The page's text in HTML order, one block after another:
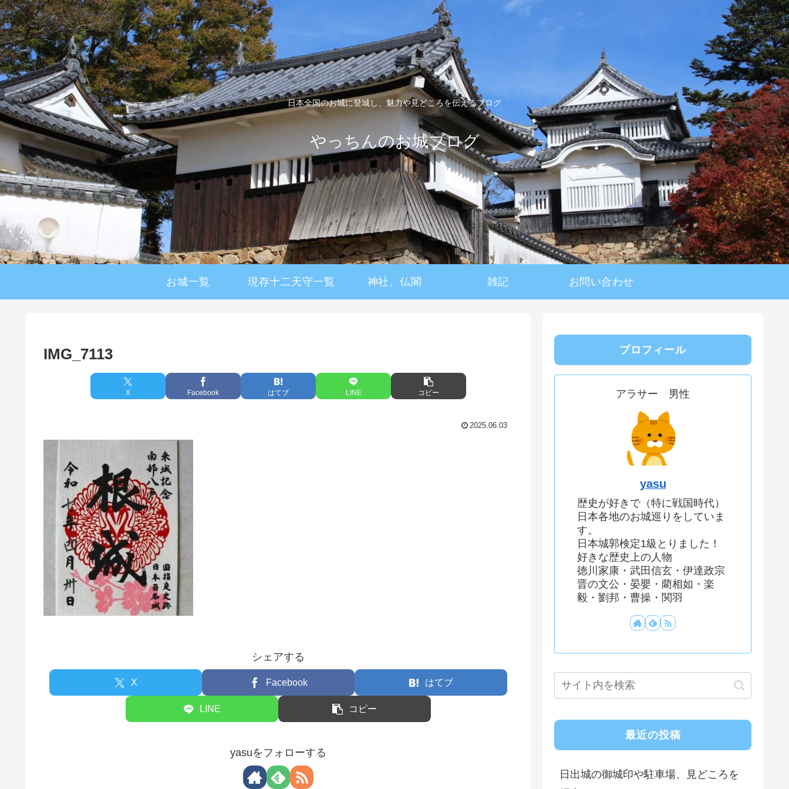
日本全国のお城に登城し、魅力や見どころを伝えるブログ
やっちんのお城ブログ
お城一覧 現存十二天守一覧 神社、仏閣 雑記 お問い合わせ
IMG_7113
X Facebook はてブ LINE コピー
2025.06.03
シェアする
X Facebook はてブ
LINE コピー
yasuをフォローする
プロフィール
アラサー 男性
yasu
歴史が好きで（特に戦国時代）
日本各地のお城巡りをしていま
す。
日本城郭検定1級とりました！
好きな歴史上の人物
徳川家康・武田信玄・伊達政宗
晋の文公・晏嬰・藺相如・楽
毅・劉邦・曹操・関羽
最近の投稿
日出城の御城印や駐車場、見どころを